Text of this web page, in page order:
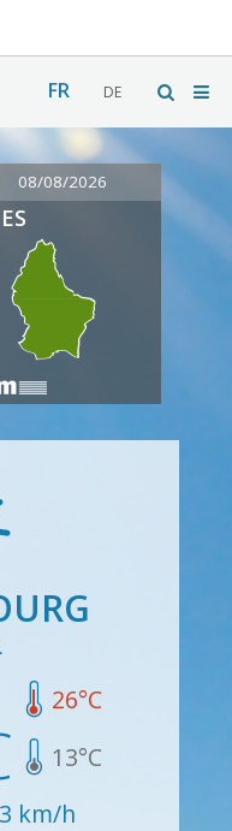
FR DE
08/08/2026
26°C
13°C
km/h